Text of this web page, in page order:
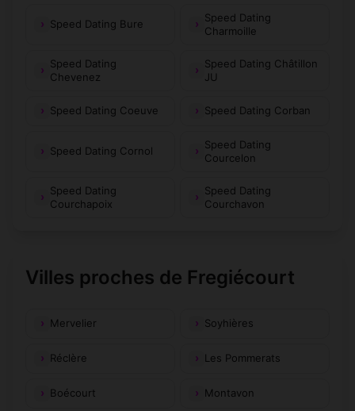
Speed Dating Bure
Speed Dating
Charmoille
Speed Dating
Chevenez
Speed Dating Châtillon
JU
Speed Dating Coeuve Speed Dating Corban
Speed Dating Cornol
Speed Dating
Courcelon
Speed Dating
Courchapoix
Speed Dating
Courchavon
Villes proches de Fregiécourt
Mervelier Soyhières
Réclère Les Pommerats
Boécourt Montavon